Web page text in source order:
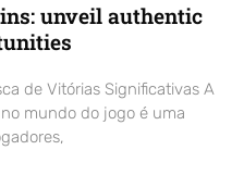
unveil authentic
de Vitórias Significativas A
mundo do jogo é uma